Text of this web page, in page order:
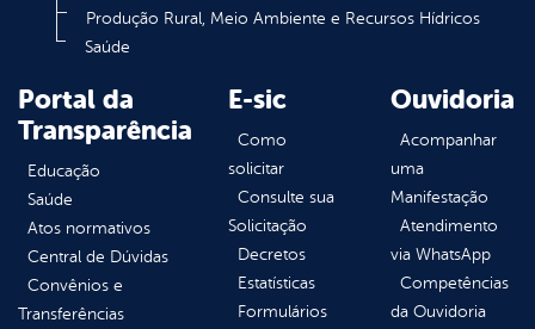
Produção Rural, Meio Ambiente e Recursos Hídricos
Saúde
Portal da
Transparência
Educação
Saúde
Atos normativos
Central de Dúvidas
Convênios e
Transferências
E-sic
Como
solicitar
Consulte sua
Solicitação
Decretos
Estatísticas
Formulários
Ouvidoria
Acompanhar
uma
Manifestação
Atendimento
via WhatsApp
Competências
da Ouvidoria